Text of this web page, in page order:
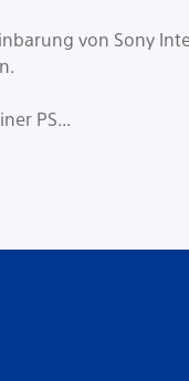
von Sony
PS...